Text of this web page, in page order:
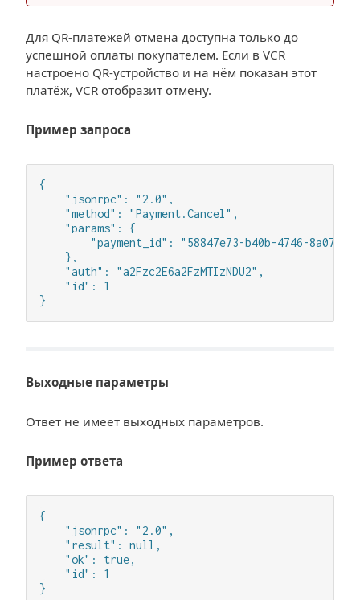
Для QR-платежей отмена доступна только до
успешной оплаты покупателем. Если в VCR
настроено QR-устройство и на нём показан этот
платёж, VCR отобразит отмену.
Пример запроса
{
    "jsonrpc": "2.0",
    "method": "Payment.Cancel",
    "params": {
"payment_id": "58847e73-b40b-4746-8a07-
    },
    "auth": "a2Fzc2E6a2FzMTIzNDU2",
    "id": 1
}
Выходные параметры
Ответ не имеет выходных параметров.
Пример ответа
{
    "jsonrpc": "2.0",
    "result": null,
    "ok": true,
    "id": 1
}